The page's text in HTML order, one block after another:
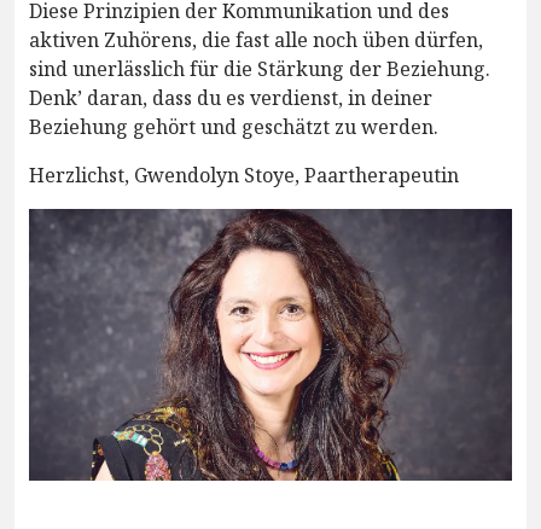
Diese Prinzipien der Kommunikation und des
aktiven Zuhörens, die fast alle noch üben dürfen,
sind unerlässlich für die Stärkung der Beziehung.
Denk’ daran, dass du es verdienst, in deiner
Beziehung gehört und geschätzt zu werden.
Herzlichst, Gwendolyn Stoye, Paartherapeutin